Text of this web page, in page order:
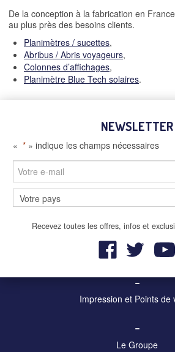
De la conception à la fabrication en
au plus près des besoins clients.
Planimètres / sucettes,
Abribus / Abris voyageurs,
Colonnes d’affichages,
Planimètre Blue Tech solaires.
NEWSLETTER
« *» indique les champs nécessaires
Recevez toutes les offres, infos et
–
Panneaux et écrans
Mobilier urbain et
–
Impression et Points de
–
Le Groupe